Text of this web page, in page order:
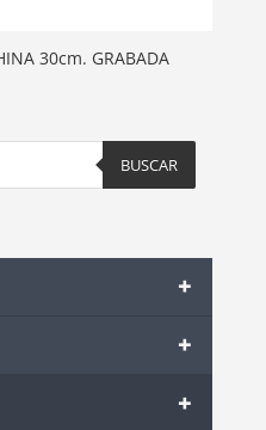
30cm. GRABADA
BUSCAR
+
+
+